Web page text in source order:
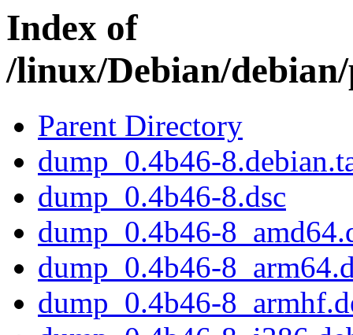
Index of
/linux/Debian/
Parent Directory
dump_0.4b46-
dump_0.4b46-8.dsc
dump_0.4b46-
dump_0.4b46-
dump_0.4b46-